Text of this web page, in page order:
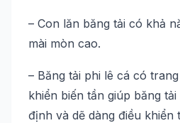
– Con lăn băng tải có khả
mài mòn cao.
– Băng tải phi lê cá có
khiển biến tần giúp băng
định và dẽ dàng điều khiển